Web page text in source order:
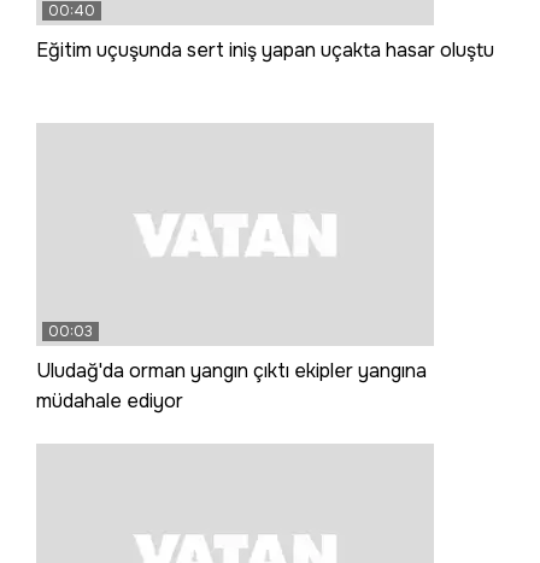
00:40
Eğitim uçuşunda sert iniş yapan uçakta hasar oluştu
00:03
Uludağ'da orman yangın çıktı ekipler yangına
müdahale ediyor